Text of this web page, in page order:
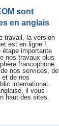
sont
en anglais
travail, la version
est en ligne !
étape importante
nos travaux plus
francophone.
nos services, de
de nos
international.
il vous
haut des sites.